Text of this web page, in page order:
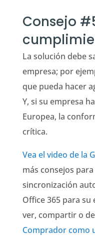
Consejo
La solución debe
empresa; por
que pueda hacer
Y, si su empresa
Europea, la
crítica.
Vea el video de la
más consejos
sincronización
Office 365 para su
ver, compartir o
Comprador como